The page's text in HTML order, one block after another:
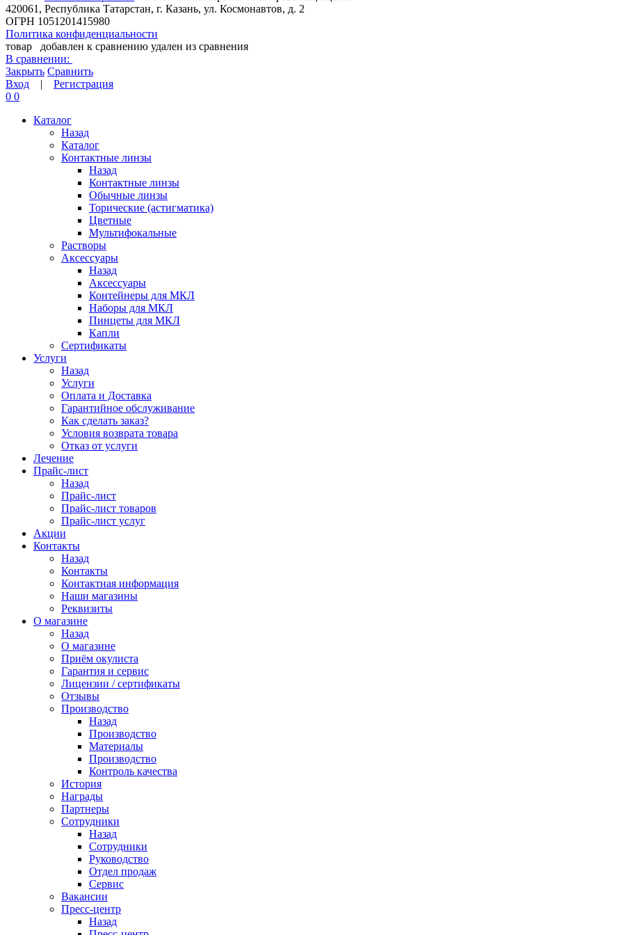
420061, Республика Татарстан, г. Казань, ул. Космонавтов, д. 2
ОГРН 1051201415980
Политика конфиденциальности
товар
добавлен к сравнению удален из сравнения
В сравнении:
Закрыть Сравнить
Вход | Регистрация
0 0
Каталог
Назад
Каталог
Контактные линзы
Назад
Контактные линзы
Обычные линзы
Торические (астигматика)
Цветные
Мультифокальные
Растворы
Аксессуары
Назад
Аксессуары
Контейнеры для МКЛ
Наборы для МКЛ
Пинцеты для МКЛ
Капли
Сертификаты
Услуги
Назад
Услуги
Оплата и Доставка
Гарантийное обслуживание
Как сделать заказ?
Условия возврата товара
Отказ от услуги
Лечение
Прайс-лист
Назад
Прайс-лист
Прайс-лист товаров
Прайс-лист услуг
Акции
Контакты
Назад
Контакты
Контактная информация
Наши магазины
Реквизиты
О магазине
Назад
О магазине
Приём окулиста
Гарантия и сервис
Лицензии / сертификаты
Отзывы
Производство
Назад
Производство
Материалы
Производство
Контроль качества
История
Награды
Партнеры
Сотрудники
Назад
Сотрудники
Руководство
Отдел продаж
Сервис
Вакансии
Пресс-центр
Назад